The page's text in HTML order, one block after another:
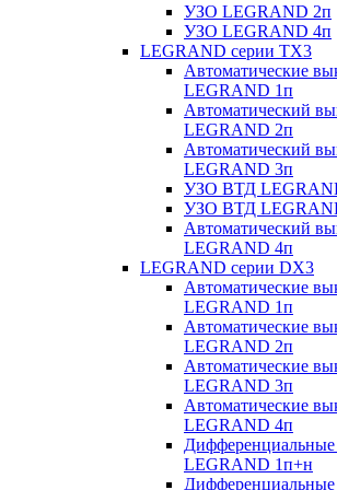
УЗО LEGRAND 2п
УЗО LEGRAND 4п
LEGRAND серии ТХ3
Автоматические
LEGRAND 1п
Автоматический
LEGRAND 2п
Автоматический
LEGRAND 3п
УЗО ВТД
УЗО ВТД
Автоматический
LEGRAND 4п
LEGRAND серии DХ3
Автоматические
LEGRAND 1п
Автоматические
LEGRAND 2п
Автоматические
LEGRAND 3п
Автоматические
LEGRAND 4п
Дифференциальные
LEGRAND 1п+н
Дифференциальные